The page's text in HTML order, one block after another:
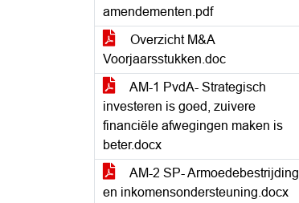
amendementen.pdf
Overzicht M&A
Voorjaarsstukken.doc
AM-1 PvdA- Strategisch
investeren is goed, zuivere
financiële afwegingen maken is
beter.docx
AM-2 SP- Armoedebestrijding
en inkomensondersteuning.docx